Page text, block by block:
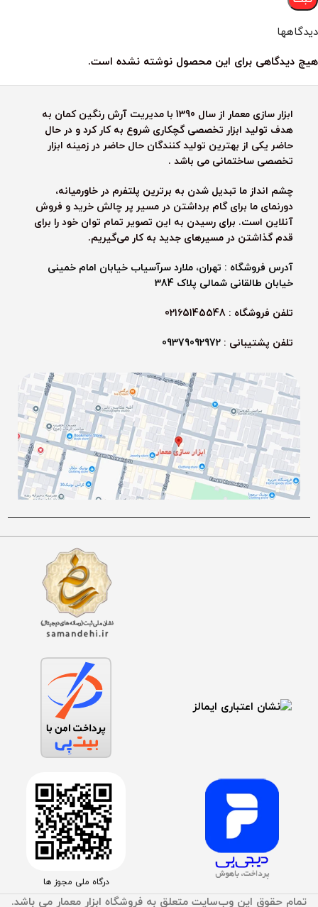
دیدگاهها
هیچ دیدگاهی برای این محصول نوشته نشده است.
ابزار سازی معمار از سال 1390 با مدیریت آرش رنگین کمان به
هدف تولید ابزار تخصصی گچکاری شروع به کار کرد و در حال
حاضر یکی از بهترین تولید کنندگان حال حاضر در زمینه ابزار
تخصصی ساختمانی می باشد .
چشم انداز ما تبدیل شدن به برترین پلتفرم در خاورمیانه،
دورنمای ما برای گام برداشتن در مسیر پر چالش خرید و فروش
آنلاین است. برای رسیدن به این تصویر تمام توان خود را برای
قدم گذاشتن در مسیرهای جدید به کار می‌گیریم.
آدرس فروشگاه : تهران، ملارد سرآسیاب خیابان امام خمینی
خیابان طالقانی شمالی پلاک 384
تلفن فروشگاه : 02165145548
تلفن پشتیبانی : 09379092972
درگاه ملی مجوز ها
تمام حقوق اين وب‌سايت متعلق به فروشگاه ابزار معمار می باشد.